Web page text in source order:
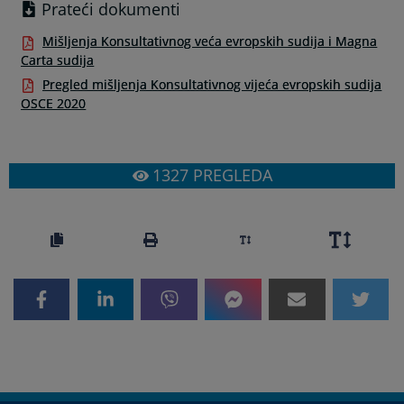
Prateći dokumenti
Mišljenja Konsultativnog veća evropskih sudija i Magna
Carta sudija
Pregled mišljenja Konsultativnog vijeća evropskih sudija
OSCE 2020
1327PREGLEDA